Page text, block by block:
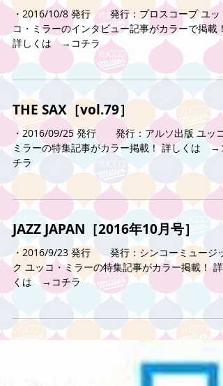
・2016/10/8 発行 発行：プロスコープ ユッ
コ・ミラーのインタビュー記事がカラーで掲載！
詳しくは →コチラ
THE SAX［vol.79］
・2016/09/25 発行 発行：アルソ出版 ユッコ
ミラーの特集記事がカラー掲載！ 詳しくは →コ
チラ
JAZZ JAPAN［2016年10月号］
・2016/9/23 発行 発行：シンコーミュージッ
ク ユッコ・ミラーの特集記事がカラー掲載！ 詳し
くは →コチラ